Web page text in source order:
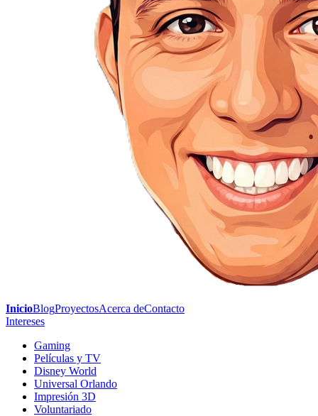
InicioBlogProyectosAcerca deContacto
Intereses
Gaming
Películas y TV
Disney World
Universal Orlando
Impresión 3D
Voluntariado